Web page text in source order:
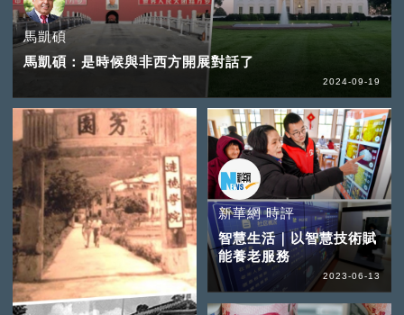
馬凱碩
馬凱碩：是時候與非西方開展對話了
2024-09-19
新華網 時評
智慧生活｜以智慧技術賦
能養老服務
2023-06-13